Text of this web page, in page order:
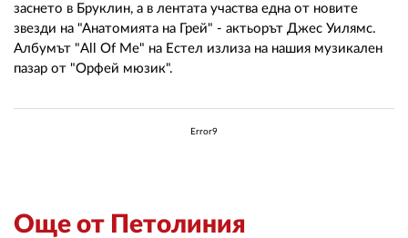
заснето в Бруклин, а в лентата участва една от новите
звезди на "Анатомията на Грей" - актьорът Джес Уилямс.
Албумът "All Of Me" на Естел излиза на нашия музикален
пазар от "Орфей мюзик".
Error9
Още от Петолиния